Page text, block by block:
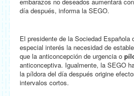
día después, informa la SEGO.
El presidente de la Sociedad
especial interés la necesidad de
que la anticoncepción de urgencia o
anticonceptiva. Igualmente, la SEGO
la píldora del día después origine
intervalos cortos.